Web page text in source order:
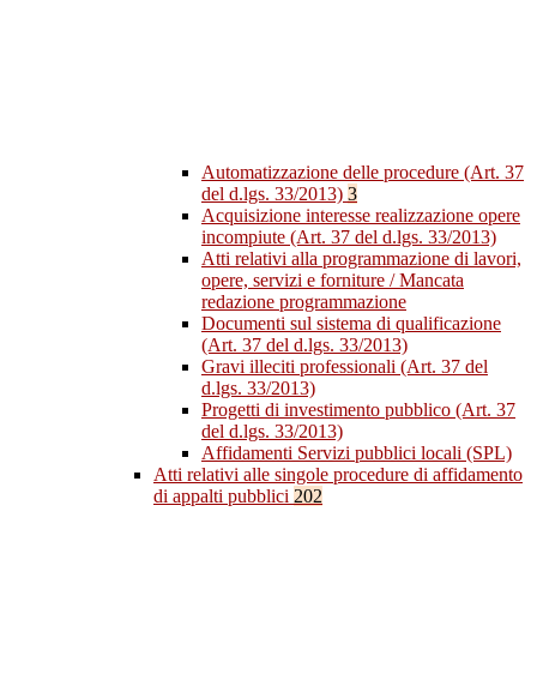
Automatizzazione delle procedure (Art. 37
del d.lgs. 33/2013) 3
Acquisizione interesse realizzazione opere
incompiute (Art. 37 del d.lgs. 33/2013)
Atti relativi alla programmazione di lavori,
opere, servizi e forniture / Mancata
redazione programmazione
Documenti sul sistema di qualificazione
(Art. 37 del d.lgs. 33/2013)
Gravi illeciti professionali (Art. 37 del
d.lgs. 33/2013)
Progetti di investimento pubblico (Art. 37
del d.lgs. 33/2013)
Affidamenti Servizi pubblici locali (SPL)
Atti relativi alle singole procedure di affidamento
di appalti pubblici 202